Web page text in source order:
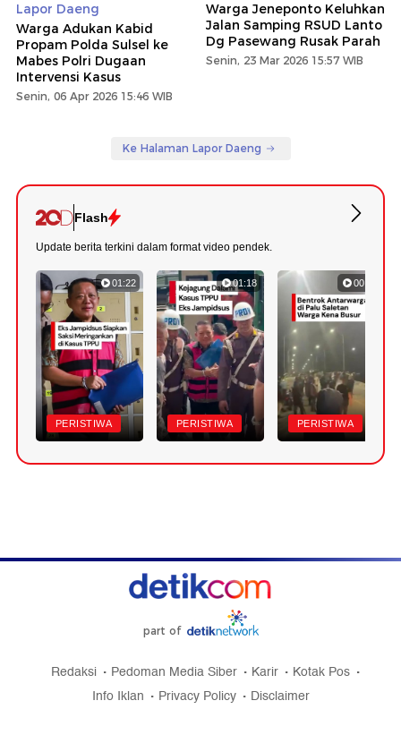
Lapor Daeng
Warga Adukan Kabid
Propam Polda Sulsel ke
Mabes Polri Dugaan
Intervensi Kasus
Senin, 06 Apr 2026 15:46 WIB
Warga Jeneponto Keluhkan
Jalan Samping RSUD Lanto
Dg Pasewang Rusak Parah
Senin, 23 Mar 2026 15:57 WIB
Ke Halaman Lapor Daeng
Flash
Update berita terkini dalam format video pendek.
01:22
PERISTIWA
01:18
PERISTIWA
00:34
PERISTIWA
part of
Redaksi Pedoman Media Siber Karir
Kotak Pos
Info Iklan
Privacy Policy Disclaimer